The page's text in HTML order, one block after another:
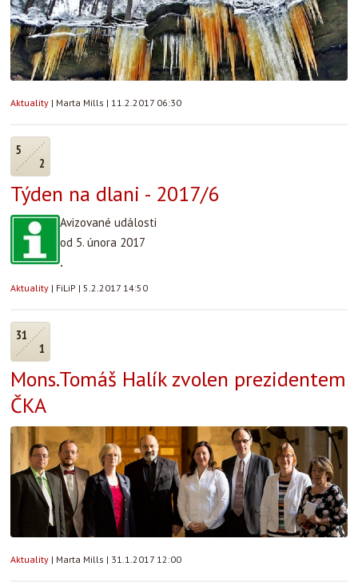
Aktuality | Marta Mills | 11.2.2017 06:30
5
2
Týden na dlani - 2017/6
Avizované události
od 5. února 2017
.
Aktuality | FiLiP | 5.2.2017 14:50
31
1
Mons.Tomáš Halík zvolen prezidentem
ČKA
Aktuality | Marta Mills | 31.1.2017 12:00